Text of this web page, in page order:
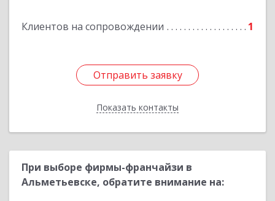
Клиентов на сопровождении 1
Отправить заявку
Показать контакты
Подробнее
Отправить заявку
Назад
При выборе фирмы-франчайзи в
Альметьевске, обратите внимание на: